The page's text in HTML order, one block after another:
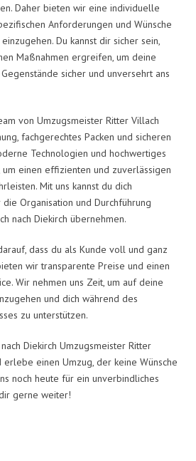
Daher bieten wir eine individuelle
Anforderungen und Wünsche
Du kannst dir sicher sein,
Maßnahmen ergreifen, um deine
sicher und unversehrt ans
von Umzugsmeister Ritter Villach
fachgerechtes Packen und sicheren
Technologien und hochwertiges
um einen effizienten und zuverlässigen
Mit uns kannst du dich
Organisation und Durchführung
nach Diekirch übernehmen.
dass du als Kunde voll und ganz
wir transparente Preise und einen
Wir nehmen uns Zeit, um auf deine
und dich während des
zu unterstützen.
Diekirch Umzugsmeister Ritter
erlebe einen Umzug, der keine Wünsche
noch heute für ein unverbindliches
gerne weiter!